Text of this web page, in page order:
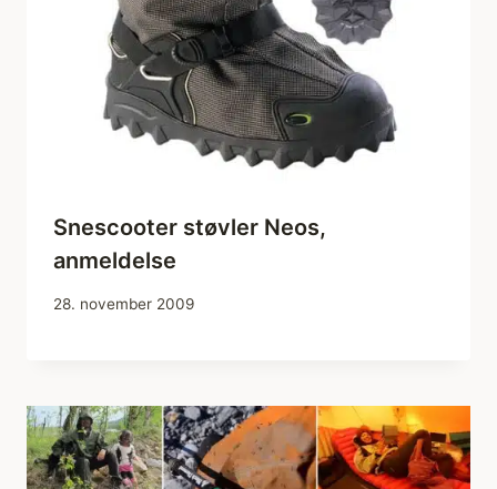
Snescooter støvler Neos,
anmeldelse
28. november 2009